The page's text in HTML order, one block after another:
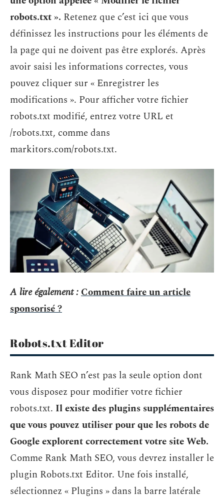
robots.txt ». Retenez que c’est ici que vous
définissez les instructions pour les éléments de
la page qui ne doivent pas être explorés. Après
avoir saisi les informations correctes, vous
pouvez cliquer sur « Enregistrer les
modifications ». Pour afficher votre fichier
robots.txt modifié, entrez votre URL et
/robots.txt, comme dans
markitors.com/robots.txt.
A lire également :Comment faire un article
sponsorisé ?
Robots.txt Editor
Rank Math SEO n’est pas la seule option dont
vous disposez pour modifier votre fichier
robots.txt. Il existe des plugins supplémentaires
que vous pouvez utiliser pour que les robots de
Google explorent correctement votre site Web.
Comme Rank Math SEO, vous devrez installer le
plugin Robots.txt Editor. Une fois installé,
sélectionnez « Plugins » dans la barre latérale